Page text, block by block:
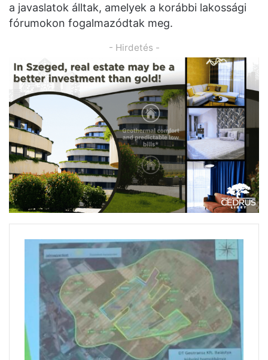
a javaslatok álltak, amelyek a korábbi lakossági
fórumokon fogalmazódtak meg.
- Hirdetés -